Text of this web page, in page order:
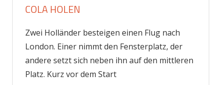
COLA HOLEN
Zwei Holländer besteigen einen Flug nach
London. Einer nimmt den Fensterplatz, der
andere setzt sich neben ihn auf den mittleren
Platz. Kurz vor dem Start